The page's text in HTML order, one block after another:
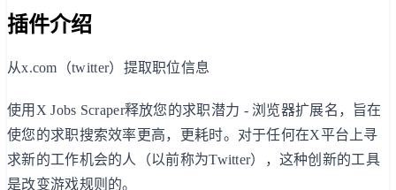
插件介绍
从x.com（twitter）提取职位信息
使用X Jobs Scraper释放您的求职潜力 - 浏览器扩展名，旨在
使您的求职搜索效率更高，更耗时。对于任何在X平台上寻
求新的工作机会的人（以前称为Twitter），这种创新的工具
是改变游戏规则的。